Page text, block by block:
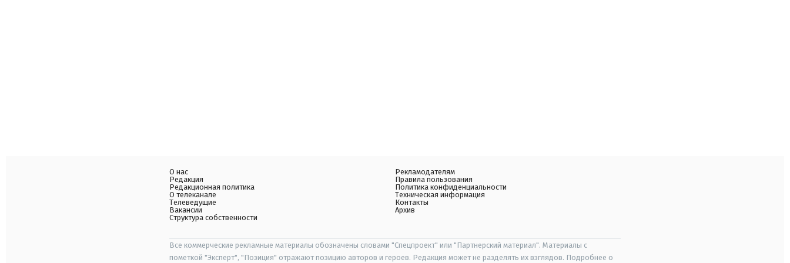
О нас
Редакция
Редакционная политика
О телеканале
Телеведущие
Вакансии
Структура собственности
Рекламодателям
Правила пользования
Политика конфиденциальности
Техническая информация
Контакты
Архив
Все коммерческие рекламные материалы обозначены словами "Спецпроект" или "Партнерский материал". Материалы с
пометкой "Эксперт", "Позиция" отражают позицию авторов и героев. Редакция может не разделять их взглядов. Подробнее о